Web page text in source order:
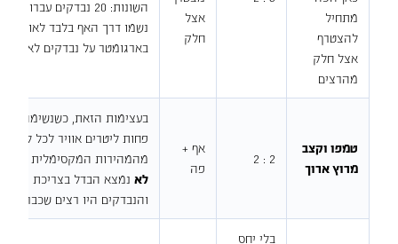
מתחיל
להצטרף
אצל חלק
מהרצים
אצל
חלק
נשמו דרך האף בלבד לאורך
בארגומטר על נבדקים לא-
טמפו וקצב
מרוץ ארוך
2 : 2
אף +
פה
בעצימות הזאת, כשנשימה
מהמהירות המקסימלית (p=0.002; Dallam ואחרים, 2018, n=10). ⚠️ באותו מחקר
לא נמצא הבדל בצריכת
והנבדקים היו רצים שכבר
בלי יחס